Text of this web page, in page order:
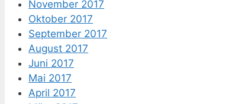
November 2017
Oktober 2017
September 2017
August 2017
Juni 2017
Mai 2017
April 2017